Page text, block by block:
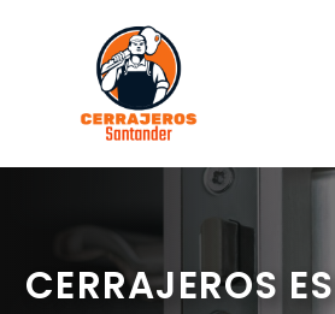
contenido
CERRAJEROS